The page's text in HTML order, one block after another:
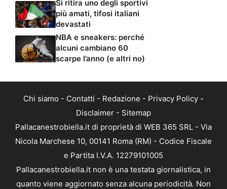
Si ritira uno degli sportivi
più amati, tifosi italiani
devastati
NBA e sneakers: perché
alcuni cambiano 60
scarpe l’anno (e altri no)
Chi siamo - Contatti - Redazione - Privacy Policy -
Disclaimer - Sitemap
Pallacanestrobiella.it di proprietà di WEB 365 SRL - Via
Nicola Marchese 10, 00141 Roma (RM) - Codice Fiscale
e Partita I.V.A. 12279101005
Pallacanestrobiella.it non è una testata giornalistica, in
quanto viene aggiornato senza alcuna periodicità. Non